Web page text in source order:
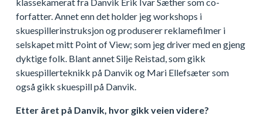
forfatter. Annet enn det holder jeg workshops i
skuespillerinstruksjon og produserer reklamefilmer i
selskapet mitt Point of View; som jeg driver med en gjeng
dyktige folk. Blant annet Silje Reistad, som gikk
skuespillerteknikk på Danvik og Mari Ellefsæter som
også gikk skuespill på Danvik.
Etter året på Danvik, hvor gikk veien videre?